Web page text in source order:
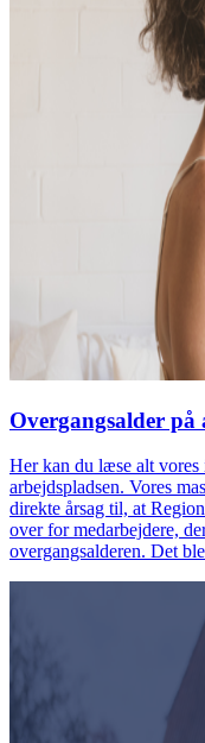
Overgangsalder på
Her kan du læse alt vores
arbejdspladsen. Vores
direkte årsag til, at
over for medarbejdere,
overgangsalderen. Det